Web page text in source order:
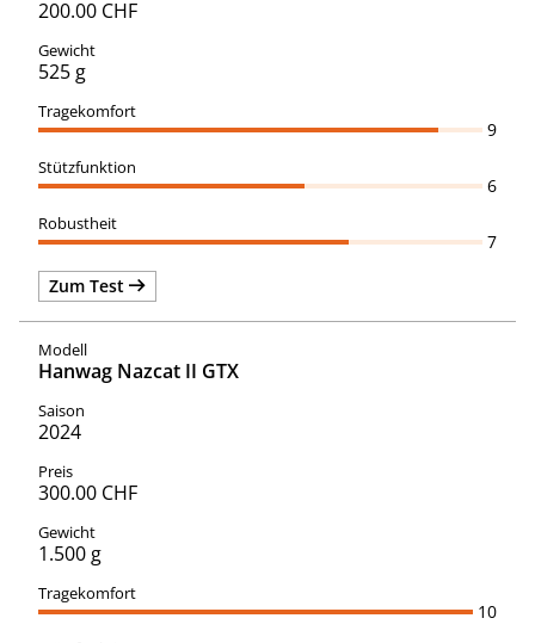
200.00 CHF
525 g
9
6
7
Zum Test
Hanwag Nazcat II GTX
2024
300.00 CHF
1.500 g
10